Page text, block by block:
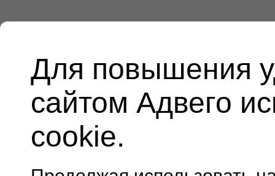
Для повышения
сайтом Адвего
cookie.